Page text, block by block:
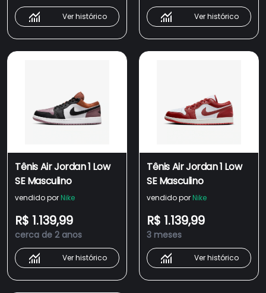
Ver histórico Ver histórico
Tênis Air Jordan 1 Low
SE Masculino
vendido por Nike
R$ 1.139,99
cerca de 2 anos
Ver histórico
Tênis Air Jordan 1 Low
SE Masculino
vendido por Nike
R$ 1.139,99
3 meses
Ver histórico